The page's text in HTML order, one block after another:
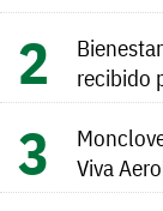
recibido
Viva